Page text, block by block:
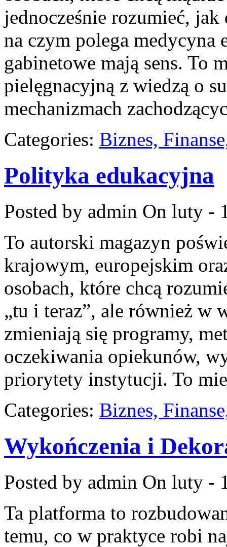
jednocześnie rozumieć, jak
na czym polega medycyna
gabinetowe mają sens. To
pielęgnacyjną z wiedzą o
mechanizmach
Categories: Biznes,
Polityka edukacyjna
Posted by admin On luty -
To autorski magazyn
krajowym, europejskim
osobach, które chcą
„tu i teraz”, ale również w
zmieniają się programy,
oczekiwania opiekunów,
priorytety instytucji. To
Categories: Biznes,
Wykończenia i
Posted by admin On luty -
Ta platforma to
temu, co w praktyce robi